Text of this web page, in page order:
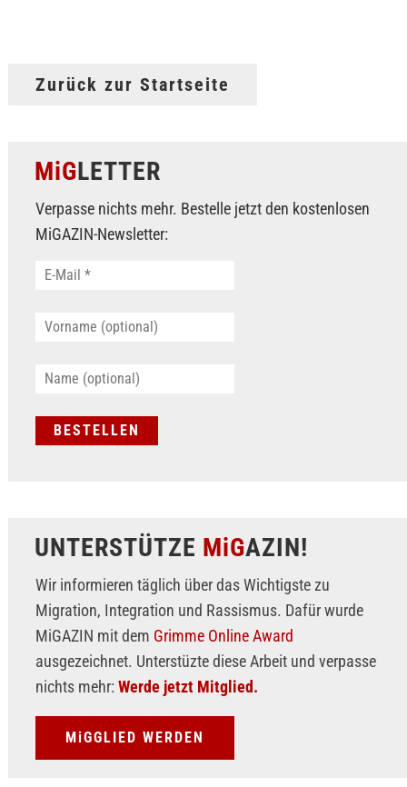
Zurück zur Startseite
MiGLETTER
Verpasse nichts mehr. Bestelle jetzt den kostenlosen
MiGAZIN-Newsletter:
UNTERSTÜTZE MiGAZIN!
Wir informieren täglich über das Wichtigste zu
Migration, Integration und Rassismus. Dafür wurde
MiGAZIN mit dem Grimme Online Award
ausgezeichnet. Unterstüzte diese Arbeit und verpasse
nichts mehr: Werde jetzt Mitglied.
MiGGLIED WERDEN